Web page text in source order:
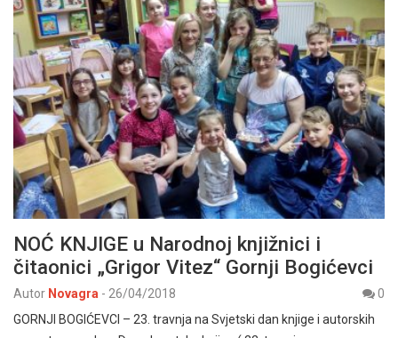
NOĆ KNJIGE u Narodnoj knjižnici i
čitaonici „Grigor Vitez“ Gornji Bogićevci
Autor Novagra - 26/04/2018
0
GORNJI BOGIĆEVCI – 23. travnja na Svjetski dan knjige i autorskih